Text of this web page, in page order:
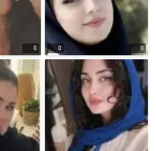
0 0 0